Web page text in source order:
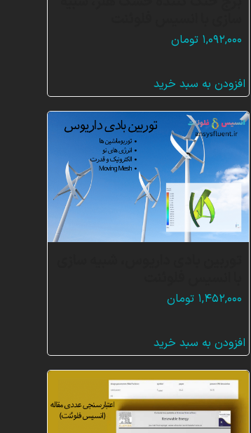
۱,۰۹۲,۰۰۰ تومان
افزودن به سبد خرید
۱,۴۵۲,۰۰۰ تومان
افزودن به سبد خرید